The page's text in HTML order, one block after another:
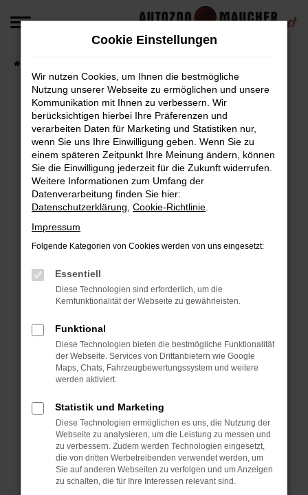
Zum
Fehler: Network Error
Beim Laden ist ein Fehler aufgetreten.
Hier sind ein paar Tipps, die dir helfen können:
Überprüfe deine Firewall und deine
Internetverbindung.
Laden andere Webseiten, zum Beispiel deine
Manche Erweiterungen, wie Werbeblocker,
können das Laden bestimmter Seiten
verhindern. Funktioniert die Seite in einem
Fenster?
Starte dein Gerät neu.
Das kann manchmal helfen, vorübergehende
Probleme zu beheben.
Stelle sicher, dass dein Browser und dein
Betriebssystem auf dem neuesten Stand
sind.
Veraltete Software birgt nicht nur ein
Sicherheitsrisiko, sondern kann auch dazu
führen, dass bestimmte Funktionen nicht mehr
Cookie Einstellungen
Wir nutzen Cookies, um Ihnen die bestmögliche
Nutzung unserer Webseite zu ermöglichen und unsere
Kommunikation mit Ihnen zu verbessern. Wir
berücksichtigen hierbei Ihre Präferenzen und
verarbeiten Daten für Marketing und Statistiken nur,
wenn Sie uns Ihre Einwilligung geben. Wenn Sie zu
einem späteren Zeitpunkt Ihre Meinung ändern, können
Sie die Einwilligung jederzeit für die Zukunft widerrufen.
Weitere Informationen zum Umfang der
Datenverarbeitung finden Sie hier:
Datenschutzerklärung Cookie-Richtlinie
Impressum
Folgende Kategorien von Cookies werden von uns eingesetzt:
Essentiell
Diese Technologien sind erforderlich, um die
Kernfunktionalität der Webseite zu gewährleisten.
Funktional
Diese Technologien bieten die bestmögliche Funktionalität
der Webseite. Services von Drittanbietern wie Google
Maps, Chats, Fahrzeugbewertungssystem und weitere
werden aktiviert.
Statistik und Marketing
Diese Technologien ermöglichen es uns, die Nutzung der
Webseite zu analysieren, um die Leistung zu messen und
zu verbessern. Zudem werden Technologien eingesetzt,
die von dritten Werbetreibenden verwendet werden, um
Sie auf anderen Webseiten zu verfolgen und um Anzeigen
zu schalten, die für Ihre Interessen relevant sind.